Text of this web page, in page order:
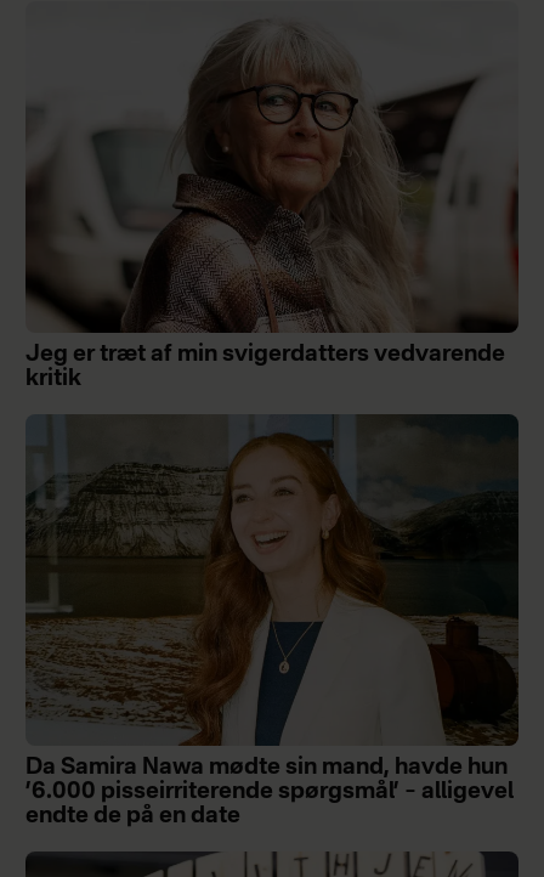
Jeg er træt af min svigerdatters vedvarende
kritik
Da Samira Nawa mødte sin mand, havde hun
’6.000 pisseirriterende spørgsmål’ – alligevel
endte de på en date